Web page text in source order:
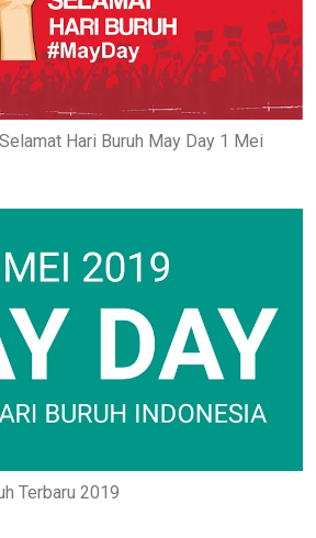
Hari Buruh May Day 1 Mei
Terbaru 2019